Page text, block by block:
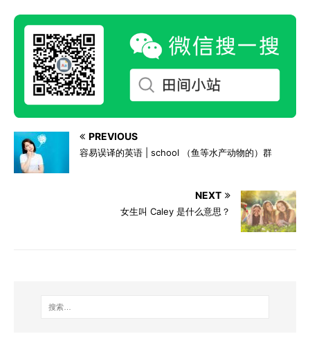
PREVIOUS
容易误译的英语 | school （鱼等水产动物的）群
NEXT
女生叫 Caley 是什么意思？